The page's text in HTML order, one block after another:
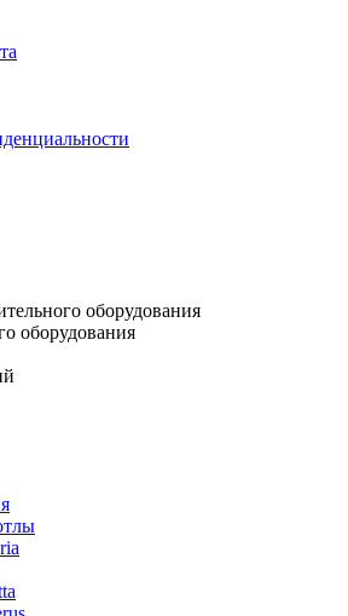
оборудования
оборудования